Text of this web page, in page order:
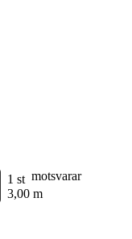
1 st motsvarar
3,00 m